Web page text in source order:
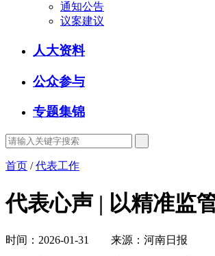
通知公告
议案建议
人大资料
公众参与
专题集锦
首页 /代表工作
代表心声 | 以精准监
时间：2026-01-31 来源：河南日报